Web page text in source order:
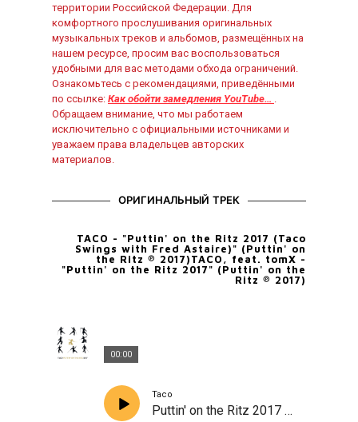
территории Российской Федерации. Для
комфортного прослушивания оригинальных
музыкальных треков и альбомов, размещённых на
нашем ресурсе, просим вас воспользоваться
удобными для вас методами обхода ограничений.
Ознакомьтесь с рекомендациями, приведёнными
по ссылке: Как обойти замедления YouTube… .
Обращаем внимание, что мы работаем
исключительно с официальными источниками и
уважаем права владельцев авторских
материалов.
ОРИГИНАЛЬНЫЙ ТРЕК
TACO - "Puttin' on the Ritz 2017 (Taco
Swings with Fred Astaire)" (Puttin' on
the Ritz ℗ 2017)TACO, feat. tomX -
"Puttin' on the Ritz 2017" (Puttin' on the
Ritz ℗ 2017)
00:00
Taco
Puttin' on the Ritz 2017 (Taco Swings with Fred Astaire)